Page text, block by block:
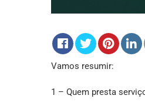
Vamos resumir:
1 – Quem presta